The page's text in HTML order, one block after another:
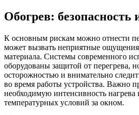
Обогрев: безопасность
К основным рискам можно отнести
может вызвать неприятные
материала. Системы современного
оборудованы защитой от перегрева,
осторожностью и внимательно
во время работы устройства. Важно
необходимую интенсивность нагрева
температурных условий за окном.